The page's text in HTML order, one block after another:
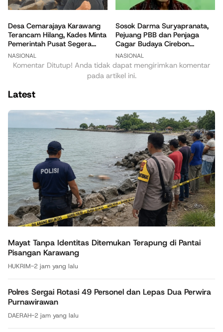
Desa Cemarajaya Karawang
Terancam Hilang, Kades Minta
Pemerintah Pusat Segera...
NASIONAL
Sosok Darma Suryapranata,
Pejuang PBB dan Penjaga
Cagar Budaya Cirebon...
NASIONAL
Komentar Ditutup! Anda tidak dapat mengirimkan komentar
pada artikel ini.
Latest
Mayat Tanpa Identitas Ditemukan Terapung di Pantai
Pisangan Karawang
HUKRIM-2 jam yang lalu
Polres Sergai Rotasi 49 Personel dan Lepas Dua Perwira
Purnawirawan
DAERAH-2 jam yang lalu